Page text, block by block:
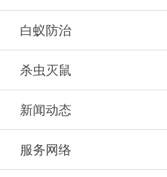
白蚁防治
杀虫灭鼠
新闻动态
服务网络